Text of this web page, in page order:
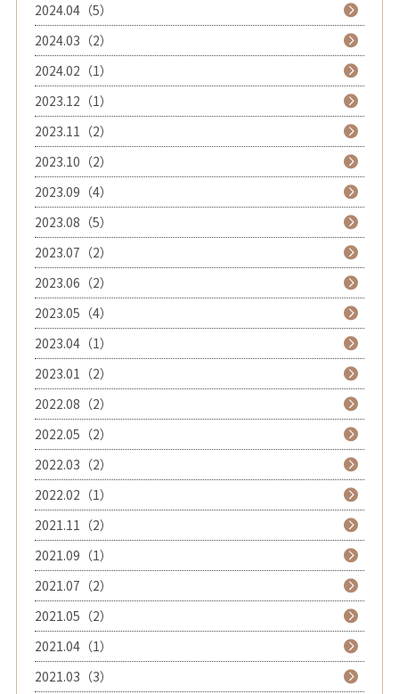
2024.04（5）
2024.03（2）
2024.02（1）
2023.12（1）
2023.11（2）
2023.10（2）
2023.09（4）
2023.08（5）
2023.07（2）
2023.06（2）
2023.05（4）
2023.04（1）
2023.01（2）
2022.08（2）
2022.05（2）
2022.03（2）
2022.02（1）
2021.11（2）
2021.09（1）
2021.07（2）
2021.05（2）
2021.04（1）
2021.03（3）